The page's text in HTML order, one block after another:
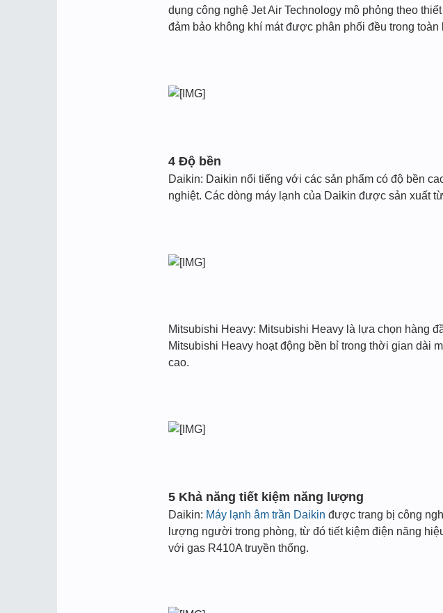
dụng công nghệ Jet Air Technology mô phỏng theo
đảm bảo không khí mát được phân phối đều trong toàn
4 Độ bền
Daikin: Daikin nổi tiếng với các sản phẩm có độ bền
nghiệt. Các dòng máy lạnh của Daikin được sản xuất
Mitsubishi Heavy: Mitsubishi Heavy là lựa chọn hàng
Mitsubishi Heavy hoạt động bền bỉ trong thời gian dài
cao.
5 Khả năng tiết kiệm năng lượng
Daikin: Máy lạnh âm trần Daikin được trang bị công
lượng người trong phòng, từ đó tiết kiệm điện năng
với gas R410A truyền thống.